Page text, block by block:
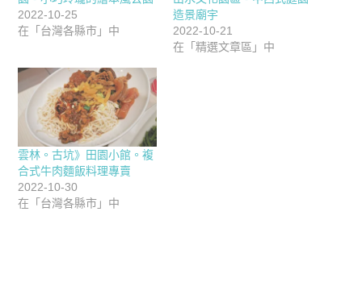
2022-10-25
在「台灣各縣市」中
造景廟宇
2022-10-21
在「精選文章區」中
雲林。古坑》田園小館。複
合式牛肉麵飯料理專賣
2022-10-30
在「台灣各縣市」中